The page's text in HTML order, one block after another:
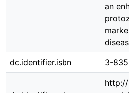
an
dc.identifier.isbn 3-